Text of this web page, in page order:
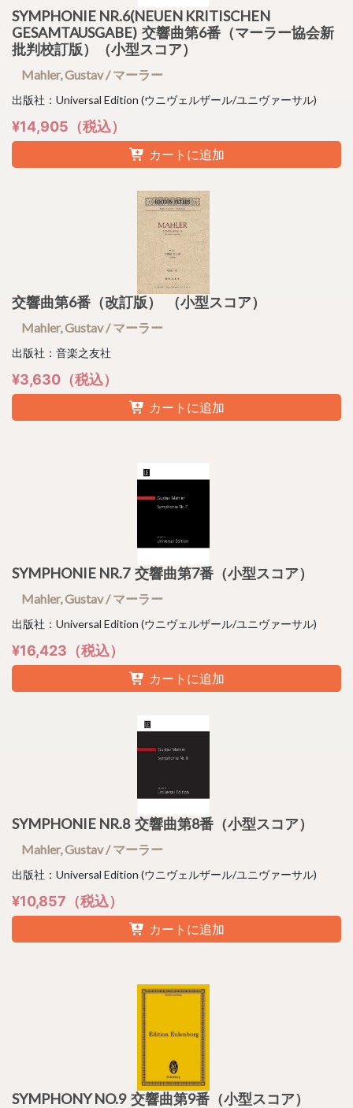
SYMPHONIE NR.6(NEUEN KRITISCHEN
GESAMTAUSGABE) 交響曲第6番（マーラー協会新
批判校訂版）（小型スコア）
Mahler, Gustav / マーラー
出版社：Universal Edition (ウニヴェルザール/ユニヴァーサル)
¥14,905（税込）
カートに追加
交響曲第6番（改訂版） （小型スコア）
Mahler, Gustav / マーラー
出版社：音楽之友社
¥3,630（税込）
カートに追加
SYMPHONIE NR.7 交響曲第7番（小型スコア）
Mahler, Gustav / マーラー
出版社：Universal Edition (ウニヴェルザール/ユニヴァーサル)
¥16,423（税込）
カートに追加
SYMPHONIE NR.8 交響曲第8番（小型スコア）
Mahler, Gustav / マーラー
出版社：Universal Edition (ウニヴェルザール/ユニヴァーサル)
¥10,857（税込）
カートに追加
SYMPHONY NO.9 交響曲第9番（小型スコア）